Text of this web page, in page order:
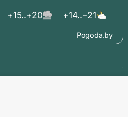
+15..+20
+14..+21
Pogoda.by
городской исполнительный
сайт
ссылка обязательна.